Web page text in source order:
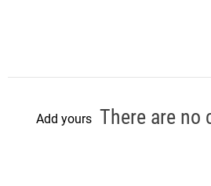
Add yours